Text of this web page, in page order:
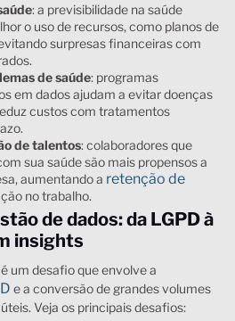
: a previsibilidade na saúde
o uso de recursos, como planos de
surpresas financeiras com
de saúde: programas
em dados ajudam a evitar doenças
custos com tratamentos
de talentos: colaboradores que
sua saúde são mais propensos a
aumentando a retenção de
no trabalho.
de dados: da LGPD à
insights
um desafio que envolve a
e a conversão de grandes volumes
Veja os principais desafios: